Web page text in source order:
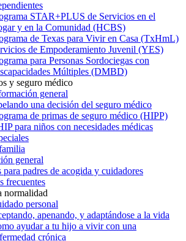
STAR+PLUS de Servicios en el
y en la Comunidad (HCBS)
de Texas para Vivir en Casa (TxHmL)
de Empoderamiento Juvenil (YES)
para Personas Sordociegas con
Múltiples (DMBD)
y seguro médico
general
una decisión del seguro médico
de primas de seguro médico (HIPP)
para niños con necesidades médicas
general
para padres de acogida y cuidadores
frecuentes
normalidad
personal
apenando, y adaptándose a la vida
ayudar a tu hijo a vivir con una
crónica